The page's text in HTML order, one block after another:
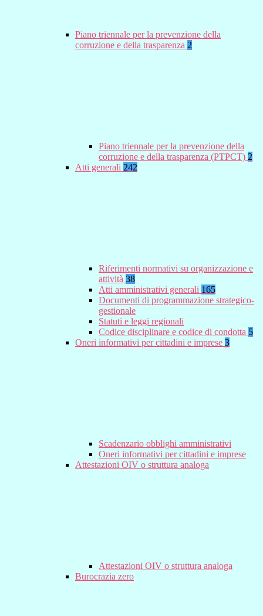
Piano triennale per la prevenzione della
corruzione e della trasparenza 2
Piano triennale per la prevenzione della
corruzione e della trasparenza (PTPCT) 2
Atti generali 242
Riferimenti normativi su organizzazione e
attività 38
Atti amministrativi generali 165
Documenti di programmazione strategico-
gestionale
Statuti e leggi regionali
Codice disciplinare e codice di condotta 5
Oneri informativi per cittadini e imprese 3
Scadenzario obblighi amministrativi
Oneri informativi per cittadini e imprese
Attestazioni OIV o struttura analoga
Attestazioni OIV o struttura analoga
Burocrazia zero